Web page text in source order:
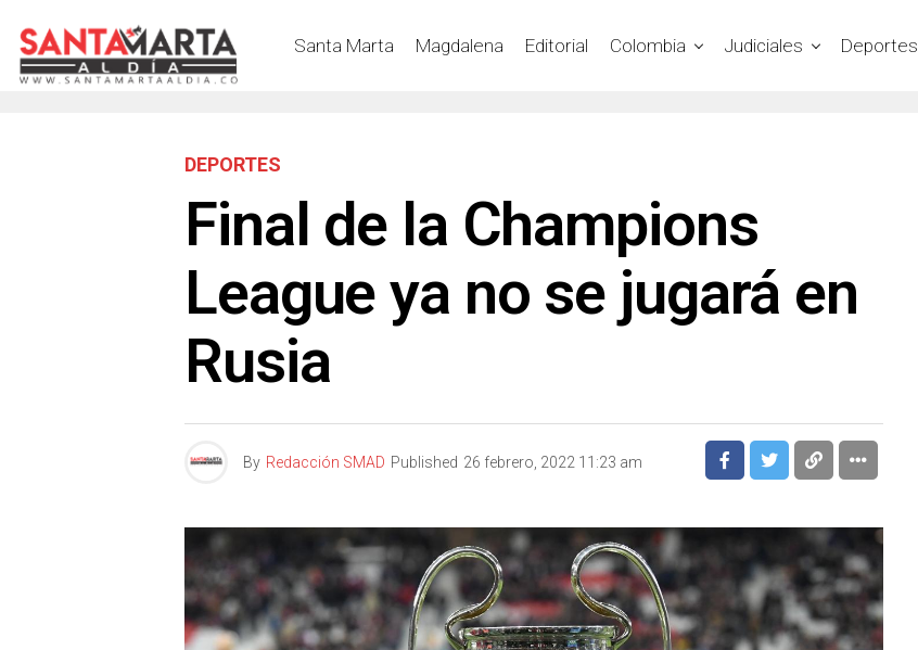
Santa Marta Magdalena Editorial Colombia Judiciales Deportes
DEPORTES
Final de la Champions
League ya no se jugará en
Rusia
By Redacción SMAD Published 26 febrero, 2022 11:23 am